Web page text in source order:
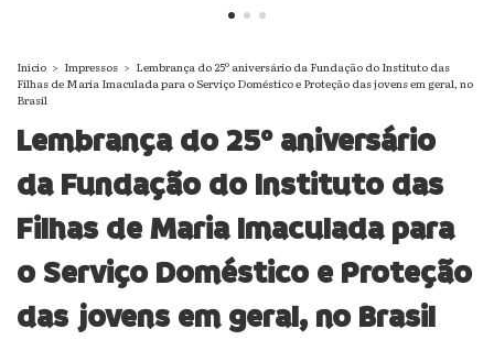
Início > Impressos > Lembrança do 25º aniversário da Fundação do Instituto das
Filhas de Maria Imaculada para o Serviço Doméstico e Proteção das jovens em geral, no
Brasil
Lembrança do 25º aniversário
da Fundação do Instituto das
Filhas de Maria Imaculada para
o Serviço Doméstico e Proteção
das jovens em geral, no Brasil